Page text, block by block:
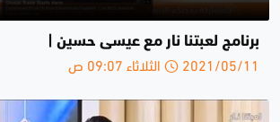
برنامج لعبتنا نار مع عيسى حسين |
2021/05/11 الثلاثاء 09:07 ص